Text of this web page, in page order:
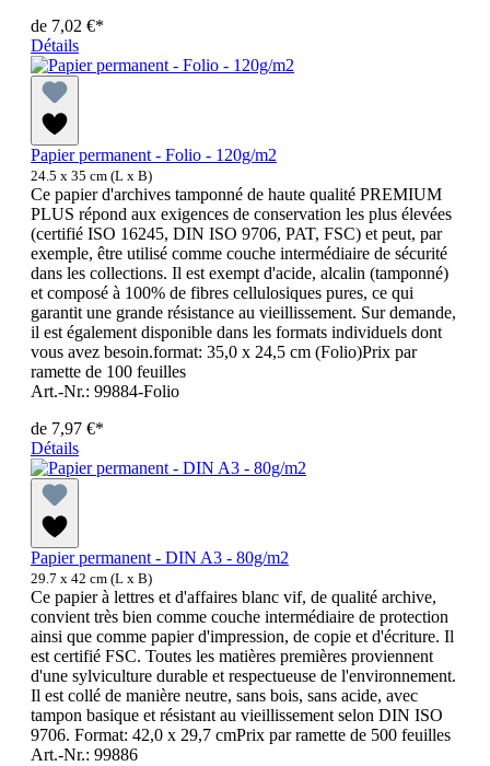
de 7,02 €*
Détails
Papier permanent - Folio - 120g/m2
24.5 x 35 cm (L x B)
Ce papier d'archives tamponné de haute qualité PREMIUM
PLUS répond aux exigences de conservation les plus élevées
(certifié ISO 16245, DIN ISO 9706, PAT, FSC) et peut, par
exemple, être utilisé comme couche intermédiaire de sécurité
dans les collections. Il est exempt d'acide, alcalin (tamponné)
et composé à 100% de fibres cellulosiques pures, ce qui
garantit une grande résistance au vieillissement. Sur demande,
il est également disponible dans les formats individuels dont
vous avez besoin.format: 35,0 x 24,5 cm (Folio)Prix par
ramette de 100 feuilles
Art.-Nr.: 99884-Folio
de 7,97 €*
Détails
Papier permanent - DIN A3 - 80g/m2
29.7 x 42 cm (L x B)
Ce papier à lettres et d'affaires blanc vif, de qualité archive,
convient très bien comme couche intermédiaire de protection
ainsi que comme papier d'impression, de copie et d'écriture. Il
est certifié FSC. Toutes les matières premières proviennent
d'une sylviculture durable et respectueuse de l'environnement.
Il est collé de manière neutre, sans bois, sans acide, avec
tampon basique et résistant au vieillissement selon DIN ISO
9706. Format: 42,0 x 29,7 cmPrix par ramette de 500 feuilles
Art.-Nr.: 99886